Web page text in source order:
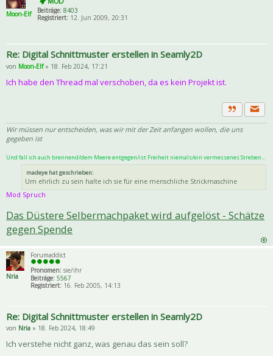
Moon-Elf Beiträge: 8403
Registriert: 12. Jun 2009, 20:31
Re: Digital Schnittmuster erstellen in Seamly2D
von Moon-Elf» 18. Feb 2024, 17:21
Ich habe den Thread mal verschoben, da es kein Projekt ist.
Zitat
Wir müssen nur entscheiden, was wir mit der Zeit anfangen wollen, die uns
gegeben ist
Und fall ich auch brennend/dem Meere entgegen/ist Freiheit niemals/ein vermessenes Streben...
madeye hat geschrieben:
Um ehrlich zu sein halte ich sie für eine menschliche Strickmaschine
Mod Spruch
Das Düstere Selbermachpaket wird aufgelöst - Schätze
gegen Spende
Nria
Forumaddict
Pronomen: sie/ihr
Beiträge: 5567
Registriert: 16. Feb 2005, 14:13
Re: Digital Schnittmuster erstellen in Seamly2D
von Nria » 18. Feb 2024, 18:49
Ich verstehe nicht ganz, was genau das sein soll?